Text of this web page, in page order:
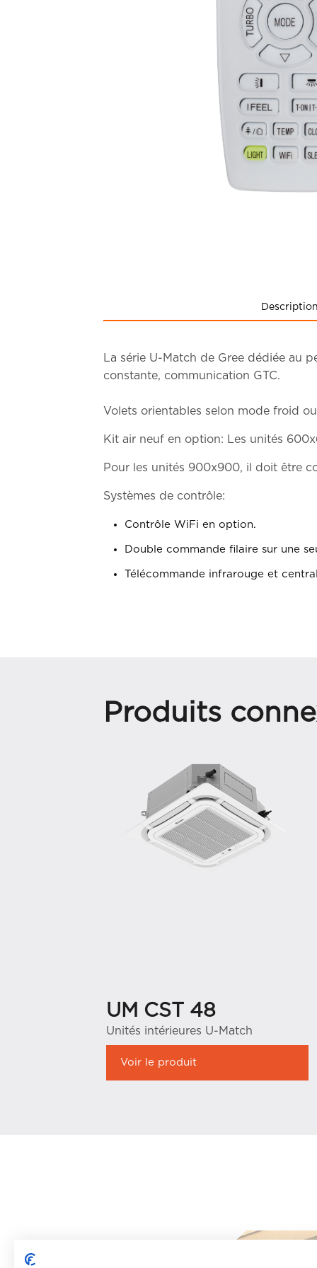
La série U-Match de Gree dédiée au
constante, communication GTC.
Volets orientables selon mode froid
Kit air neuf en option: Les unités
Pour les unités 900x900, il doit être
Systèmes de contrôle:
Contrôle WiFi en option.
Double commande filaire sur une
Télécommande infrarouge et
Produits
UM CST 48
Unités intérieures U-Match
Voir le produit